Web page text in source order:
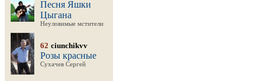
Песня Яшки
Цыгана
Неуловимые мстители
62 ciunchikvv
Розы красные
Сухачев Сергей